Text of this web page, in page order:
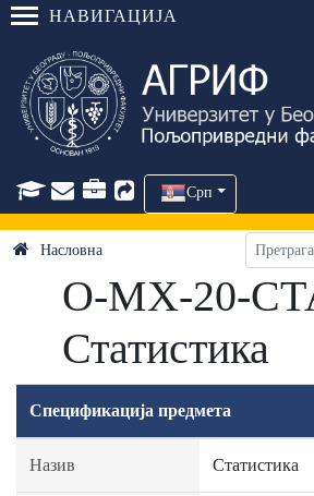
НАВИГАЦИЈА
Срп
Насловна
О-МХ-20-
Статистика
Спецификација предмета
Назив Статистика